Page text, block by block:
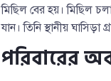
মিছিল বের হয়। মিছিল
যান। তিনি স্থানীয় ঘাসিড়া
পরিবারের